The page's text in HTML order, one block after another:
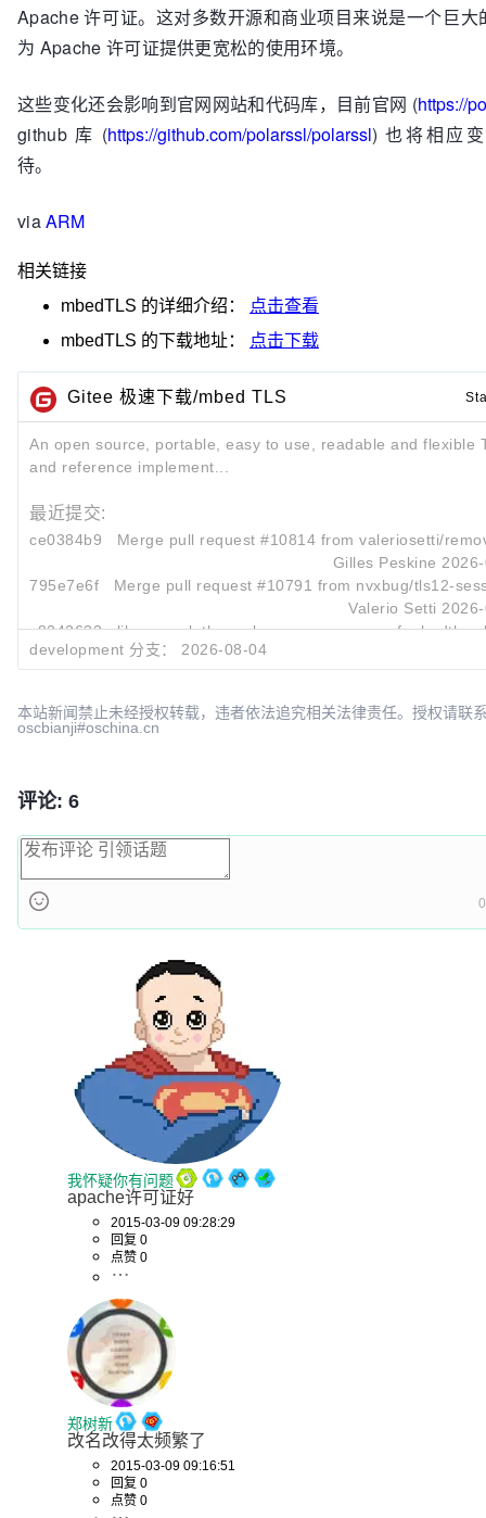
Apache 许可证。这对多数开源和商业项目来说是一个巨大
为 Apache 许可证提供更宽松的使用环境。
这些变化还会影响到官网网站和代码库，目前官网 (https://
github 库 (https://github.com/polarssl/polarssl) 也将相应
待。
viaARM
相关链接
mbedTLS 的详细介绍：
点击查看
mbedTLS 的下载地址： 点击下载
Gitee 极速下载/mbed TLS
An open source, portable, easy to use, readable and flexible
and reference implement...
最近提交:
ce0384b9
Merge pull request #10814 from valeriosetti/
Gilles Peskine
795e7e6f
Merge pull request #10791 from nvxbug/tls12-
Valerio Setti
c8242633
library: ssl_tls: replace wrong usage of
development 分支： 2026-08-04
本站新闻禁止未经授权转载，违者依法追究相关法律责任。授权请联
oscbianji#oschina.cn
评论: 6
我怀疑你有问题
apache许可证好
2015-03-09 09:28:29
回复 0
点赞 0
郑树新
改名改得太频繁了
2015-03-09 09:16:51
回复 0
点赞 0